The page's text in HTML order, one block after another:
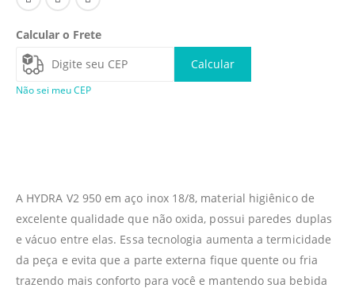
Calcular o Frete
Calcular
Não sei meu CEP
A HYDRA V2 950 em aço inox 18/8, material higiênico de
excelente qualidade que não oxida, possui paredes duplas
e vácuo entre elas. Essa tecnologia aumenta a termicidade
da peça e evita que a parte externa fique quente ou fria
trazendo mais conforto para você e mantendo sua bebida